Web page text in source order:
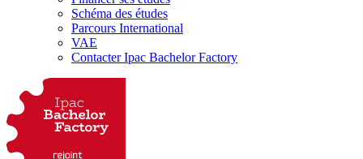
Schéma des études
Parcours International
VAE
Contacter Ipac Bachelor Factory